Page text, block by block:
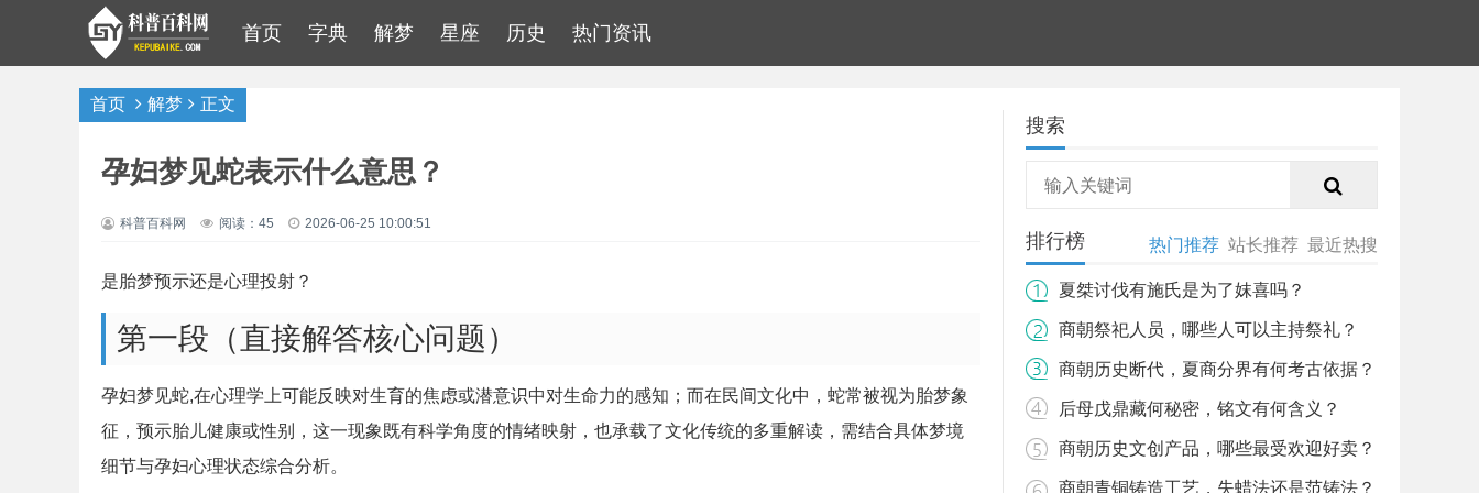
首页 字典 解梦 星座 历史 热门资讯
首页 解梦 正文
孕妇梦见蛇表示什么意思？
科普百科网 阅读：45 2026-06-25 10:00:51
是胎梦预示还是心理投射？
第一段（直接解答核心问题）
孕妇梦见蛇,在心理学上可能反映对生育的焦虑或潜意识中对生命力的感知；而在民间文化中，蛇常被视为胎梦象
征，预示胎儿健康或性别，这一现象既有科学角度的情绪映射，也承载了文化传统的多重解读，需结合具体梦境
细节与孕妇心理状态综合分析。
搜索
排行榜 热门推荐 站长推荐 最近热搜
夏桀讨伐有施氏是为了妺喜吗？
商朝祭祀人员，哪些人可以主持祭礼？
商朝历史断代，夏商分界有何考古依据？
后母戊鼎藏何秘密，铭文有何含义？
商朝历史文创产品，哪些最受欢迎好卖？
商朝青铜铸造工艺，失蜡法还是范铸法？